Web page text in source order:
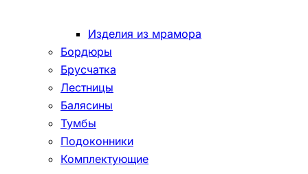
Изделия из мрамора
Бордюры
Брусчатка
Лестницы
Балясины
Тумбы
Подоконники
Комплектующие